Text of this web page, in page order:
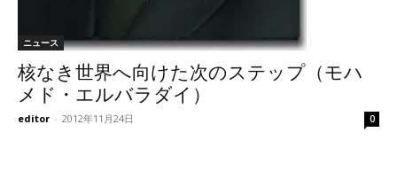
ニュース
核なき世界へ向けた次のステップ（モハ
メド・エルバラダイ）
editor - 2012年11月24日 0